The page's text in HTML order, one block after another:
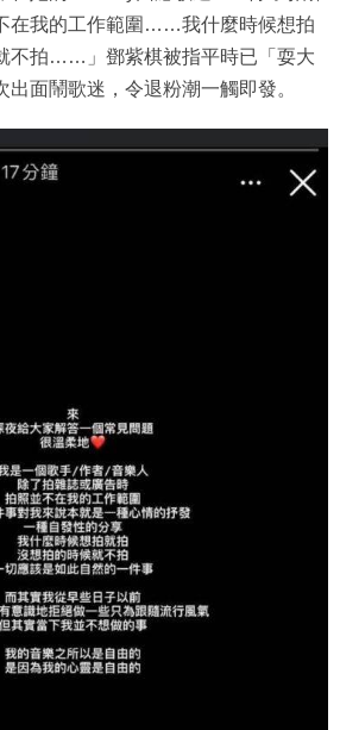
在我的工作範圍……我什麼時候想拍
不拍……」鄧紫棋被指平時已「耍大
面鬧歌迷，令退粉潮一觸即發。